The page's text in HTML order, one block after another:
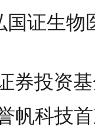
国证生
数证券投资